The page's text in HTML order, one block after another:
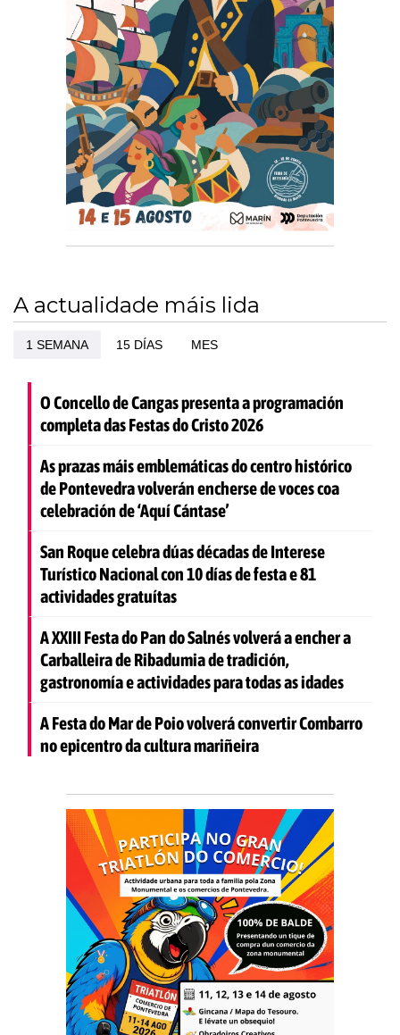
A actualidade máis lida
1 SEMANA 15 DÍAS MES
O Concello de Cangas presenta a programación
completa das Festas do Cristo 2026
As prazas máis emblemáticas do centro histórico
de Pontevedra volverán encherse de voces coa
celebración de ‘Aquí Cántase’
San Roque celebra dúas décadas de Interese
Turístico Nacional con 10 días de festa e 81
actividades gratuítas
A XXIII Festa do Pan do Salnés volverá a encher a
Carballeira de Ribadumia de tradición,
gastronomía e actividades para todas as idades
A Festa do Mar de Poio volverá convertir Combarro
no epicentro da cultura mariñeira